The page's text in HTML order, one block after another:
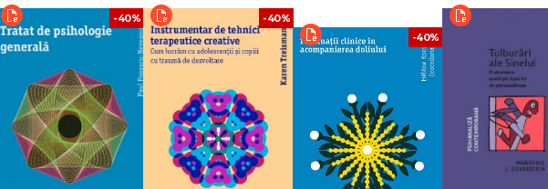
(1906 [1905])
-40% -40%
-40%